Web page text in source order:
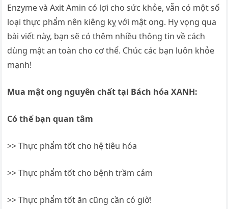
Enzyme và Axit Amin có lợi cho sức khỏe, vẫn có một số
loại thực phẩm nên kiêng kỵ với mật ong. Hy vọng qua
bài viết này, bạn sẽ có thêm nhiều thông tin về cách
dùng mật an toàn cho cơ thể. Chúc các bạn luôn khỏe
mạnh!
Mua mật ong nguyên chất tại Bách hóa XANH:
Có thể bạn quan tâm
>> Thực phẩm tốt cho hệ tiêu hóa
>> Thực phẩm tốt cho bệnh trầm cảm
>> Thực phẩm tốt ăn cũng cần có giờ!